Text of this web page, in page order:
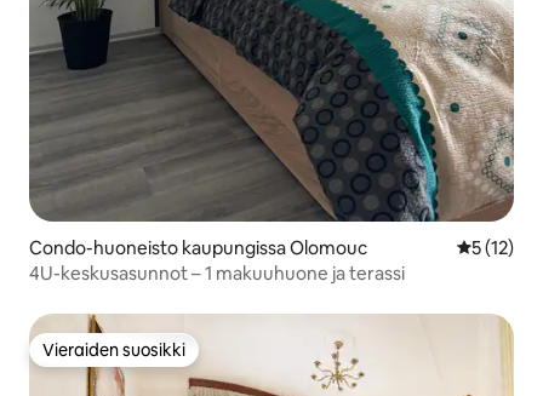
Condo-huoneisto kaupungissa Olomouc
5 (12)
4U-keskusasunnot – 1 makuuhuone ja terassi
Vieraiden suosikki
Vieraiden suosikki